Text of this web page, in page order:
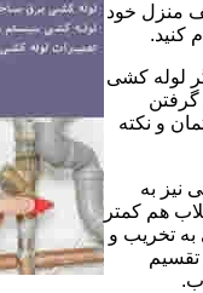
منزل خود
کنید.
لوله کشی
و نکته
نیز به
هم کمتر
به تخریب و
تقسیم